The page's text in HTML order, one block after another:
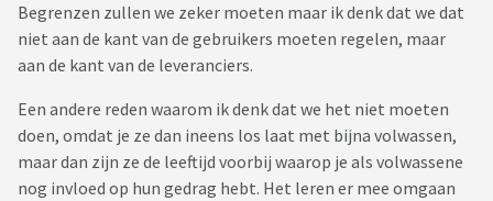
Begrenzen zullen we zeker moeten maar ik denk dat we dat
niet aan de kant van de gebruikers moeten regelen, maar
aan de kant van de leveranciers.
Een andere reden waarom ik denk dat we het niet moeten
doen, omdat je ze dan ineens los laat met bijna volwassen,
maar dan zijn ze de leeftijd voorbij waarop je als volwassene
nog invloed op hun gedrag hebt. Het leren er mee omgaan